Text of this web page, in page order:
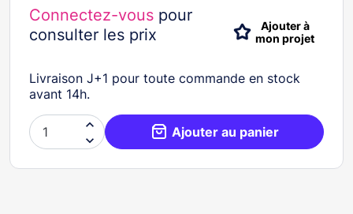
Connectez-vous pour
consulter les prix
Ajouter à
mon projet
Livraison J+1 pour toute commande en stock
avant 14h.

 Ajouter au panier